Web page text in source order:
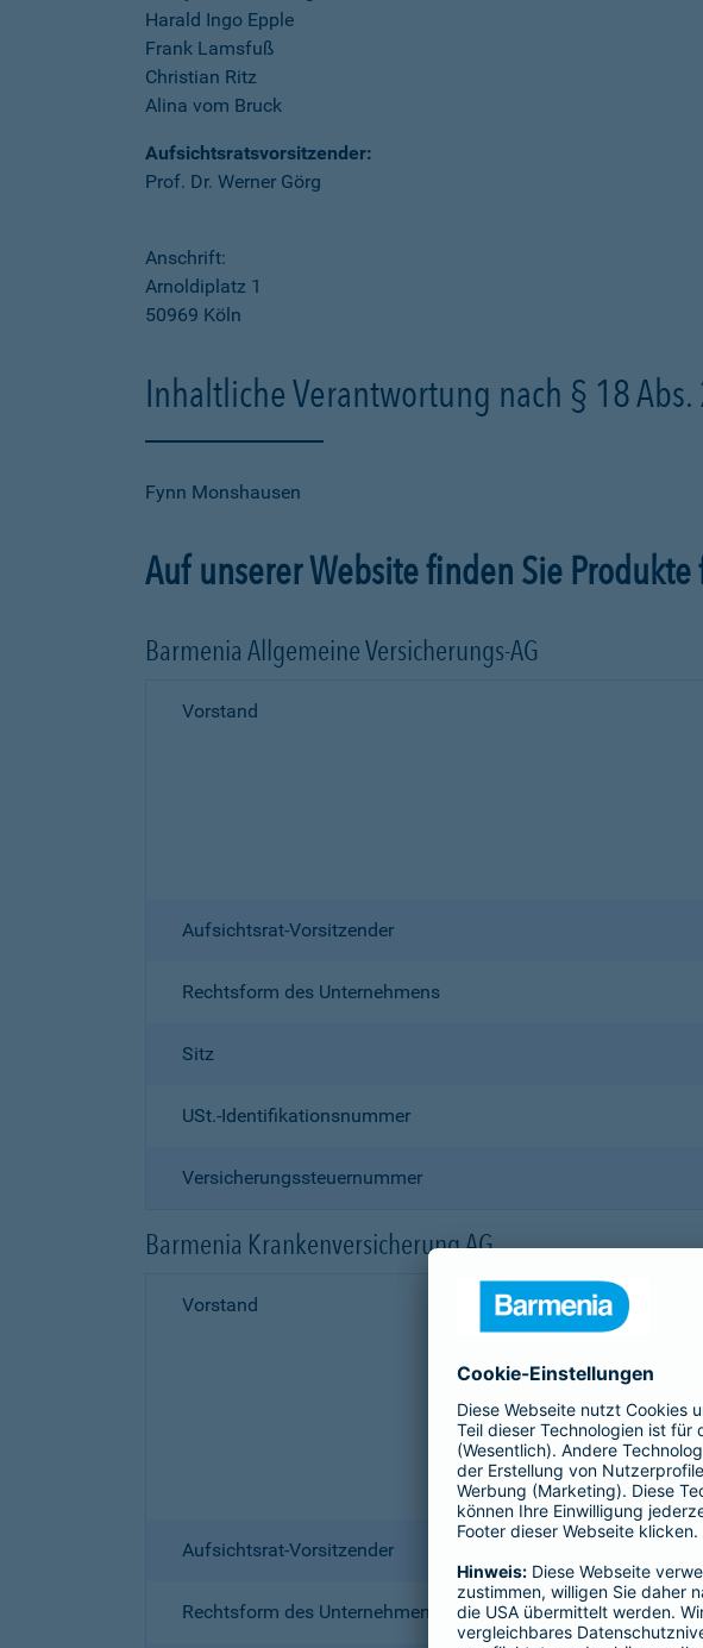
Harald Ingo Epple
Frank Lamsfuß
Christian Ritz
Alina vom Bruck
Aufsichtsratsvorsitzender:
Prof. Dr. Werner Görg
Anschrift:
Arnoldiplatz 1
50969 Köln
Inhaltliche Verantwortung nach § 18 Abs.
Fynn Monshausen
Auf unserer Website finden Sie
Barmenia Allgemeine Versicherungs-AG
Vorstand
Aufsichtsrat-Vorsitzender
Rechtsform des Unternehmens
Sitz
USt.-Identifikationsnummer
Versicherungssteuernummer
Barmenia Krankenversicherung AG
Vorstand
Aufsichtsrat-Vorsitzender
Rechtsform des Unternehmens